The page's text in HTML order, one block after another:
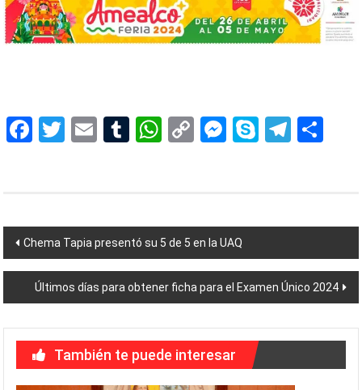
Facebook
Twitter
EmailTumblr
WhatsApp
CopyMessenger
Skype
Navegación
de
entradas
Chema Tapia presentó su 5 de 5 en la UAQ
Últimos días para obtener ficha para el Examen Único 2024
También te puede interesar